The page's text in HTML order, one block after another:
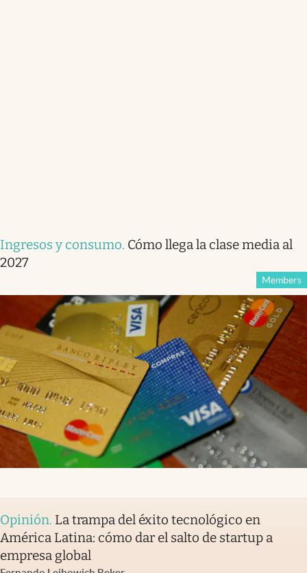
Ingresos y consumo. Cómo llega la clase media al
2027
Members
Opinión. La trampa del éxito tecnológico en
América Latina: cómo dar el salto de startup a
empresa global